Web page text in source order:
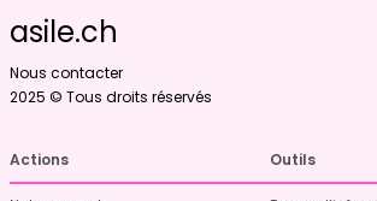
asile.ch
Nous contacter
2025 © Tous droits réservés
Actions Outils